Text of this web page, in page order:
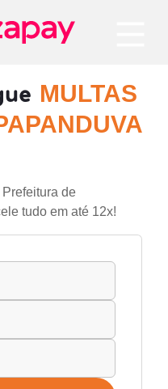
MULTAS
de
tudo em até 12x!